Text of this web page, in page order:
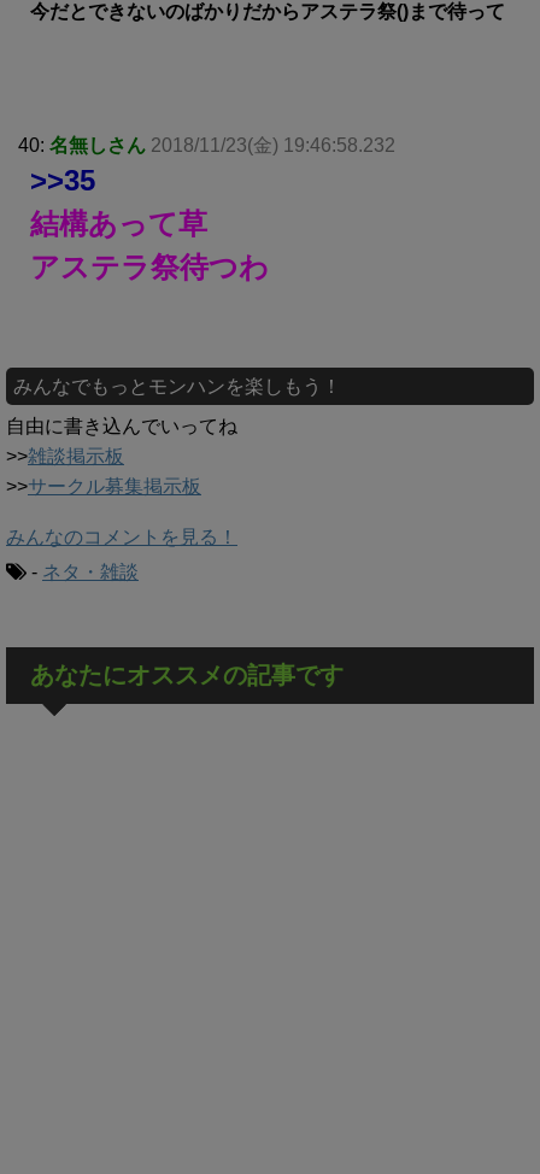
今だとできないのばかりだからアステラ祭()まで待って
40: 名無しさん 2018/11/23(金) 19:46:58.232
>>35
結構あって草
アステラ祭待つわ
みんなでもっとモンハンを楽しもう！
自由に書き込んでいってね
>>雑談掲示板
>>サークル募集掲示板
みんなのコメントを見る！
- ネタ・雑談
あなたにオススメの記事です